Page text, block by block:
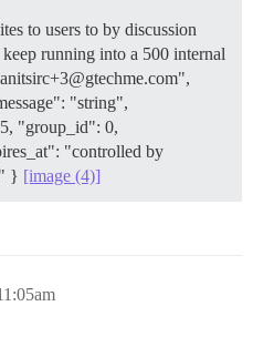
to users to by discussion
running into a 500 internal
"string",
"group_id": 0,
"controlled by
} [image (4)]